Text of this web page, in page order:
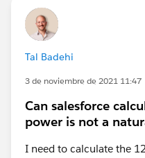
Tal Badehi
3 de noviembre de 2021 11:47
Can salesforce
power is not a
I need to calculate the